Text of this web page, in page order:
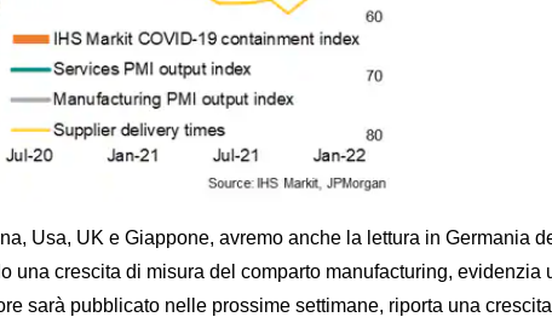
Usa, UK e Giappone, avremo anche la lettura in Germania
crescita di misura del comparto manufacturing, evidenzia
sarà pubblicato nelle prossime settimane, riporta una